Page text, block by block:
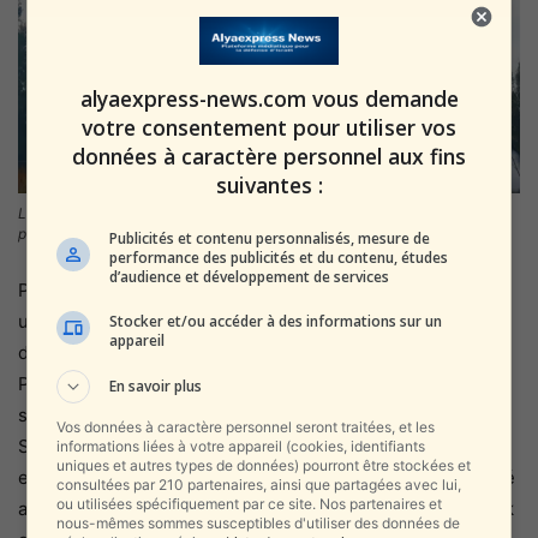
La batterie Iron Dome pendant l’opération « Dawn » (archives, photo :
porte-parole de Tsahal)
Pour rappel, dans la nuit du dimanche de cette semaine,
une alarme a été déclenchée à Eilat et dans la région
d’Eilot suite à la crainte d’une infiltration d’avions hostiles.
Peu de temps après, Tsahal nous a informé qu’une cible
suspecte avait explosé dans la région de la baie d’Eilat.
Selon l’annonce, une structure militaire a été légèrement
endommagée et personne n’a été blessé. Plus tard, il a été
autorisé à publier que le drone avait été lancé depuis l’Irak
alyaexpress-news.com vous demande
votre consentement pour utiliser vos
données à caractère personnel aux fins
suivantes :
Publicités et contenu personnalisés, mesure de
performance des publicités et du contenu, études
d’audience et développement de services
Stocker et/ou accéder à des informations sur un
appareil
En savoir plus
Vos données à caractère personnel seront traitées, et les
informations liées à votre appareil (cookies, identifiants
uniques et autres types de données) pourront être stockées et
consultées par 210 partenaires, ainsi que partagées avec lui,
ou utilisées spécifiquement par ce site. Nos partenaires et
nous-mêmes sommes susceptibles d'utiliser des données de